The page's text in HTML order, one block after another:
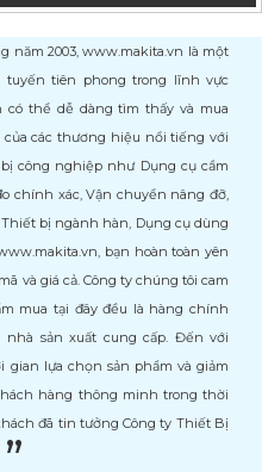
năm 2003, www.makita.vn là một
tuyến tiên phong trong lĩnh vực
có thể dễ dàng tìm thấy và mua
các thương hiệu nổi tiếng với
công nghiệp như Dụng cụ cầm
chính xác, Vận chuyển nâng đỡ,
bị ngành hàn, Dụng cụ dùng
bạn hoàn toàn yên
và giá cả. Công ty chúng tôi cam
mua tại đây đều là hàng chính
sản xuất cung cấp. Đến với
lựa chọn sản phẩm và giảm
hàng thông minh trong thời
đã tin tưởng Công ty Thiết Bị